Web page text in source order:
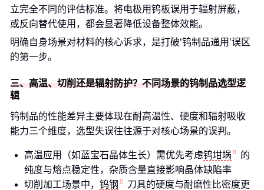
立完全不同的评估标准。将电极用钨板误用于辐射屏蔽，
或反向替代使用，都会显著降低设备整体效能。
明确自身场景对材料的核心诉求，是打破‘钨制品通用’误区
的第一步。
三、高温、切削还是辐射防护？不同场景的钨制品选型逻
辑
钨制品的性能差异主要体现在耐高温性、硬度和辐射吸收
能力三个维度，选型失误往往源于对核心场景的误判。
高温应用（如蓝宝石晶体生长）需优先考虑钨坩埚
的
纯度与熔点稳定性，杂质含量直接影响晶体缺陷率
切削加工场景中， 钨钢
刀具的硬度与耐磨性比密度更